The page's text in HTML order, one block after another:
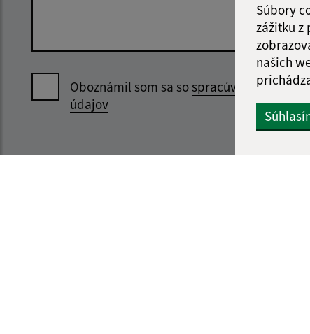
Súbory
zážitku z
našich
Oboznámil som sa sospracúvaním
údajov